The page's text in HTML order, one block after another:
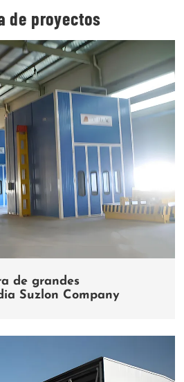
de proyectos
de grandes
Suzlon Company